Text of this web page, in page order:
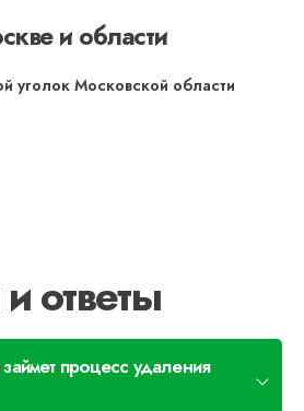
и области
уголок Московской области
ответы
процесс удаления